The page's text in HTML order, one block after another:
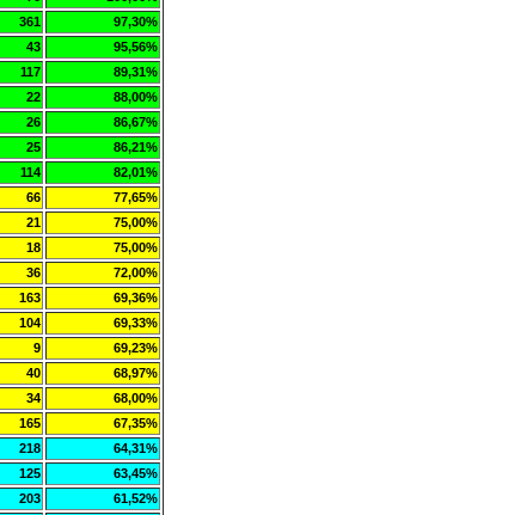
361
97,30%
43
95,56%
117
89,31%
22
88,00%
26
86,67%
25
86,21%
114
82,01%
66
77,65%
21
75,00%
18
75,00%
36
72,00%
163
69,36%
104
69,33%
9
69,23%
40
68,97%
34
68,00%
165
67,35%
218
64,31%
125
63,45%
203
61,52%